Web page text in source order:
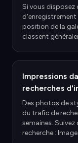
Si vous
d'enregistrement
position de la
classent
Impressions
recherches
Des photos de
du trafic de
semaines.
recherche : Image.